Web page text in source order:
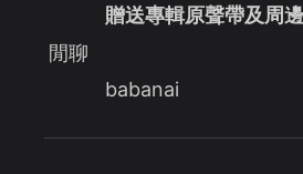
閒聊
贈送專輯原聲帶及周邊
babanai